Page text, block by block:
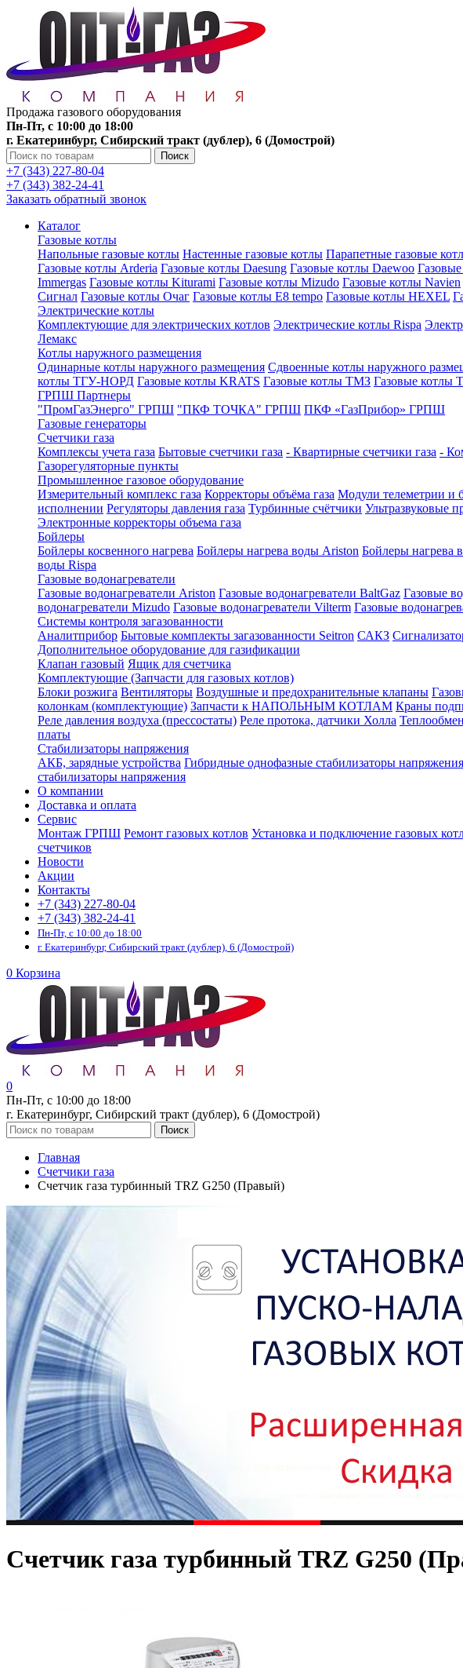
Продажа газового оборудования
Пн-Пт, с 10:00 до 18:00
г. Екатеринбург, Сибирский тракт (дублер), 6 (Домострой)
Поиск
+7 (343) 227-80-04
+7 (343) 382-24-41
Заказать обратный звонок
Каталог
Газовые котлы
Напольные газовые котлы Настенные газовые котлы Парапетные газовые
Газовые котлы Arderia Газовые котлы Daesung Газовые котлы Daewoo
Immergas Газовые котлы Kiturami Газовые котлы Mizudo Газовые котлы Navien
Сигнал Газовые котлы Очаг Газовые котлы E8 tempo Газовые котлы HEXEL
Электрические котлы
Комплектующие для электрических котлов Электрические котлы Rispa
Лемакс
Котлы наружного размещения
Одинарные котлы наружного размещения Сдвоенные котлы наружного
котлы ТГУ-НОРД Газовые котлы KRATS Газовые котлы ТМЗ Газовые котлы
ГРПШ Партнеры
"ПромГазЭнерго" ГРПШ "ПКФ ТОЧКА" ГРПШ ПКФ «ГазПрибор» ГРПШ
Газовые генераторы
Счетчики газа
Комплексы учета газа Бытовые счетчики газа - Квартирные счетчики газа -
Газорегуляторные пункты
Промышленное газовое оборудование
Измерительный комплекс газа Корректоры объёма газа Модули телеметрии и
исполнении Регуляторы давления газа Турбинные счётчики Ультразвуковые
Электронные корректоры объема газа
Бойлеры
Бойлеры косвенного нагрева Бойлеры нагрева воды Ariston Бойлеры нагрева
воды Rispa
Газовые водонагреватели
Газовые водонагреватели Ariston Газовые водонагреватели BaltGaz Газовые
водонагреватели Mizudo Газовые водонагреватели Vilterm Газовые
Системы контроля загазованности
Аналитприбор Бытовые комплекты загазованности Seitron САКЗ
Дополнительное оборудование для газификации
Клапан газовый Ящик для счетчика
Комплектующие (Запчасти для газовых котлов)
Блоки розжига Вентиляторы Воздушные и предохранительные клапаны
колонкам (комплектующие) Запчасти к НАПОЛЬНЫМ КОТЛАМ Краны
Реле давления воздуха (прессостаты) Реле протока, датчики Холла
платы
Стабилизаторы напряжения
АКБ, зарядные устройства Гибридные однофазные стабилизаторы напряжения
стабилизаторы напряжения
О компании
Доставка и оплата
Сервис
Монтаж ГРПШ Ремонт газовых котлов Установка и подключение газовых
счетчиков
Новости
Акции
Контакты
+7 (343) 227-80-04
+7 (343) 382-24-41
Пн-Пт, с 10:00 до 18:00
г. Екатеринбург, Сибирский тракт (дублер), 6 (Домострой)
0 Корзина
0
Пн-Пт, с 10:00 до 18:00
г. Екатеринбург, Сибирский тракт (дублер), 6 (Домострой)
Поиск
Главная
Счетчики газа
Счетчик газа турбинный TRZ G250 (Правый)
Счетчик газа турбинный TRZ G250